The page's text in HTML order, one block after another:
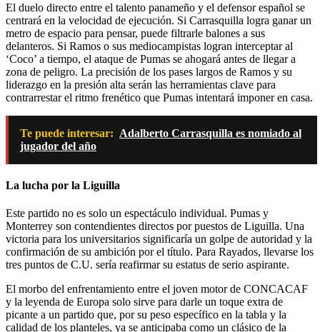
El duelo directo entre el talento panameño y el defensor español se
centrará en la velocidad de ejecución. Si Carrasquilla logra ganar un
metro de espacio para pensar, puede filtrarle balones a sus
delanteros. Si Ramos o sus mediocampistas logran interceptar al
‘Coco’ a tiempo, el ataque de Pumas se ahogará antes de llegar a
zona de peligro. La precisión de los pases largos de Ramos y su
liderazgo en la presión alta serán las herramientas clave para
contrarrestar el ritmo frenético que Pumas intentará imponer en casa.
Te puede interesar: Adalberto Carrasquilla es nomiado al
jugador del año
La lucha por la Liguilla
Este partido no es solo un espectáculo individual. Pumas y
Monterrey son contendientes directos por puestos de Liguilla. Una
victoria para los universitarios significaría un golpe de autoridad y la
confirmación de su ambición por el título. Para Rayados, llevarse los
tres puntos de C.U. sería reafirmar su estatus de serio aspirante.
El morbo del enfrentamiento entre el joven motor de CONCACAF
y la leyenda de Europa solo sirve para darle un toque extra de
picante a un partido que, por su peso específico en la tabla y la
calidad de los planteles, ya se anticipaba como un clásico de la